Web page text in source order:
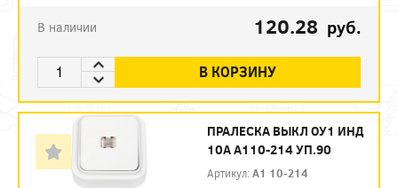
В наличии 120.28 руб.
В КОРЗИНУ
ПРАЛЕСКА ВЫКЛ ОУ1 ИНД
10А А110-214 УП.90
Артикул:А1 10-214